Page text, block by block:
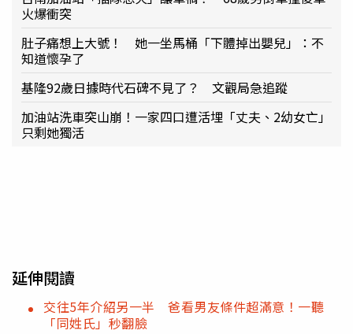
火爆衝突
肚子痛想上大號！ 她一坐馬桶「下體掉出嬰兒」：不
知道懷孕了
基隆92歲日據時代石碑不見了？ 文觀局急追蹤
加油站洗車突山崩！一家四口遭活埋「丈夫、2幼女亡」
只剩她獨活
延伸閱讀
交往5年介紹另一半 爸看男友條件超滿意！一聽
「同姓氏」秒翻臉